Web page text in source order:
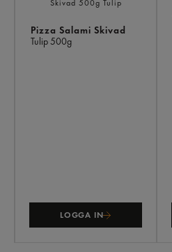
Pizza Salami Skivad
Tulip500g
LOGGA IN